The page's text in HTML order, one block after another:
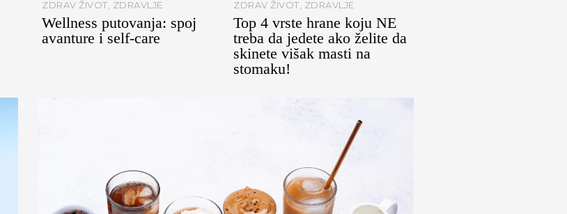
ZDRAV ŽIVOT ZDRAVLJE
Wellness putovanja: spoj
avanture i self-care
ZDRAV ŽIVOT ZDRAVLJE
Top 4 vrste hrane koju NE
treba da jedete ako želite da
skinete višak masti na
stomaku!